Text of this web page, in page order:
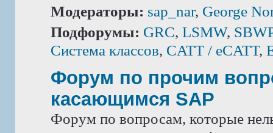
Модераторы: sap_nar, George
Подфорумы: GRC, LSMW,
Система классов, CATT / eCATT,
Форум по прочим
касающимся SAP
Форум по вопросам, которые